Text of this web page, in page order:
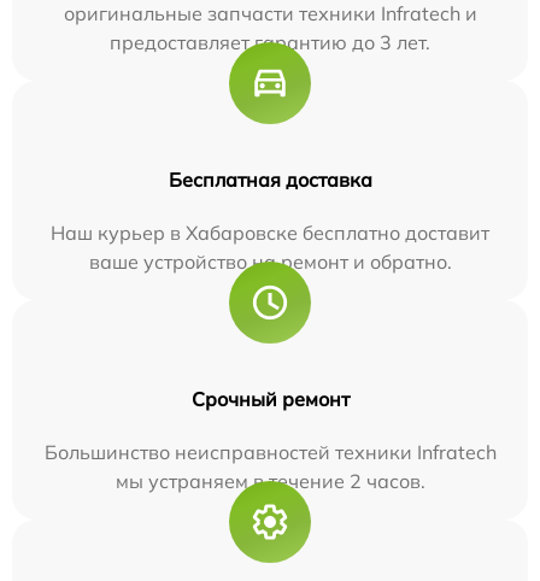
оригинальные запчасти техники Infratech и
предоставляет гарантию до 3 лет.
Бесплатная доставка
Наш курьер в Хабаровске бесплатно доставит
ваше устройство на ремонт и обратно.
Срочный ремонт
Большинство неисправностей техники Infratech
мы устраняем в течение 2 часов.